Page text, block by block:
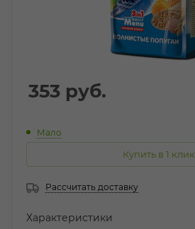
353 руб.
Мало
Купить в 1 клик
Рассчитать доставку
Характеристики